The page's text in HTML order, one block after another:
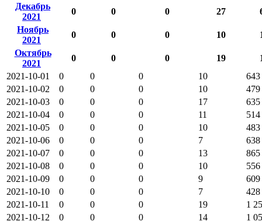
Декабрь
2021
0 0 0 27
Ноябрь
2021
0 0 0 10
Октябрь
2021
0 0 0 19
2021-10-01
0 0 0 10
643
2021-10-02
0 0 0 10
479
2021-10-03
0 0 0 17
635
2021-10-04
0 0 0 11
514
2021-10-05
0 0 0 10
483
2021-10-06
0 0 0 7
638
2021-10-07
0 0 0 13
865
2021-10-08
0 0 0 10
556
2021-10-09
0 0 0 9
609
2021-10-10
0 0 0 7
428
2021-10-11
0 0 0 19
1
2021-10-12
0 0 0 14
1